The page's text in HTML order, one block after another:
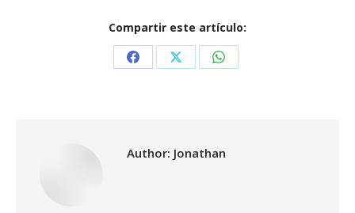
Compartir este artículo:
Share Share Share
Author: Jonathan